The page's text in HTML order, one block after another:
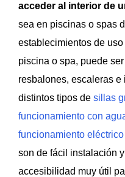
acceder al interior de
sea en piscinas o spas
establecimientos de
piscina o spa, puede
resbalones, escaleras
distintos tipos de sillas
funcionamiento con
funcionamiento
son de fácil instalación
accesibilidad muy útil